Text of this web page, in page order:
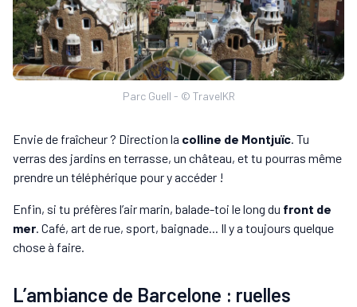
Parc Guell - © TravelKR
Envie de fraîcheur ? Direction la colline de Montjuïc. Tu
verras des jardins en terrasse, un château, et tu pourras même
prendre un téléphérique pour y accéder !
Enfin, si tu préfères l’air marin, balade-toi le long du front de
mer. Café, art de rue, sport, baignade... Il y a toujours quelque
chose à faire.
L’ambiance de Barcelone : ruelles